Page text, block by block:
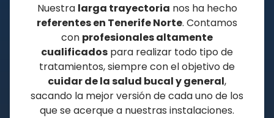
Nuestra larga trayectoria nos ha hecho
referentes en Tenerife Norte. Contamos
con profesionales altamente
cualificados para realizar todo tipo de
tratamientos, siempre con el objetivo de
cuidar de la salud bucal y general,
sacando la mejor versión de cada uno de los
que se acerque a nuestras instalaciones.